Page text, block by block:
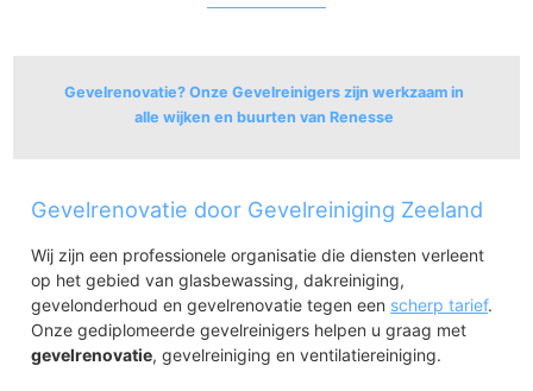
Gevelrenovatie? Onze Gevelreinigers zijn werkzaam in
alle wijken en buurten van Renesse
Renesse
Hoogenboomlaan
Lagezoom
Gevelrenovatie door Gevelreiniging Zeeland
Wij zijn een professionele organisatie die diensten verleent
op het gebied van glasbewassing, dakreiniging,
gevelonderhoud en gevelrenovatie tegen een scherp tarief.
Onze gediplomeerde gevelreinigers helpen u graag met
gevelrenovatie, gevelreiniging en ventilatiereiniging.